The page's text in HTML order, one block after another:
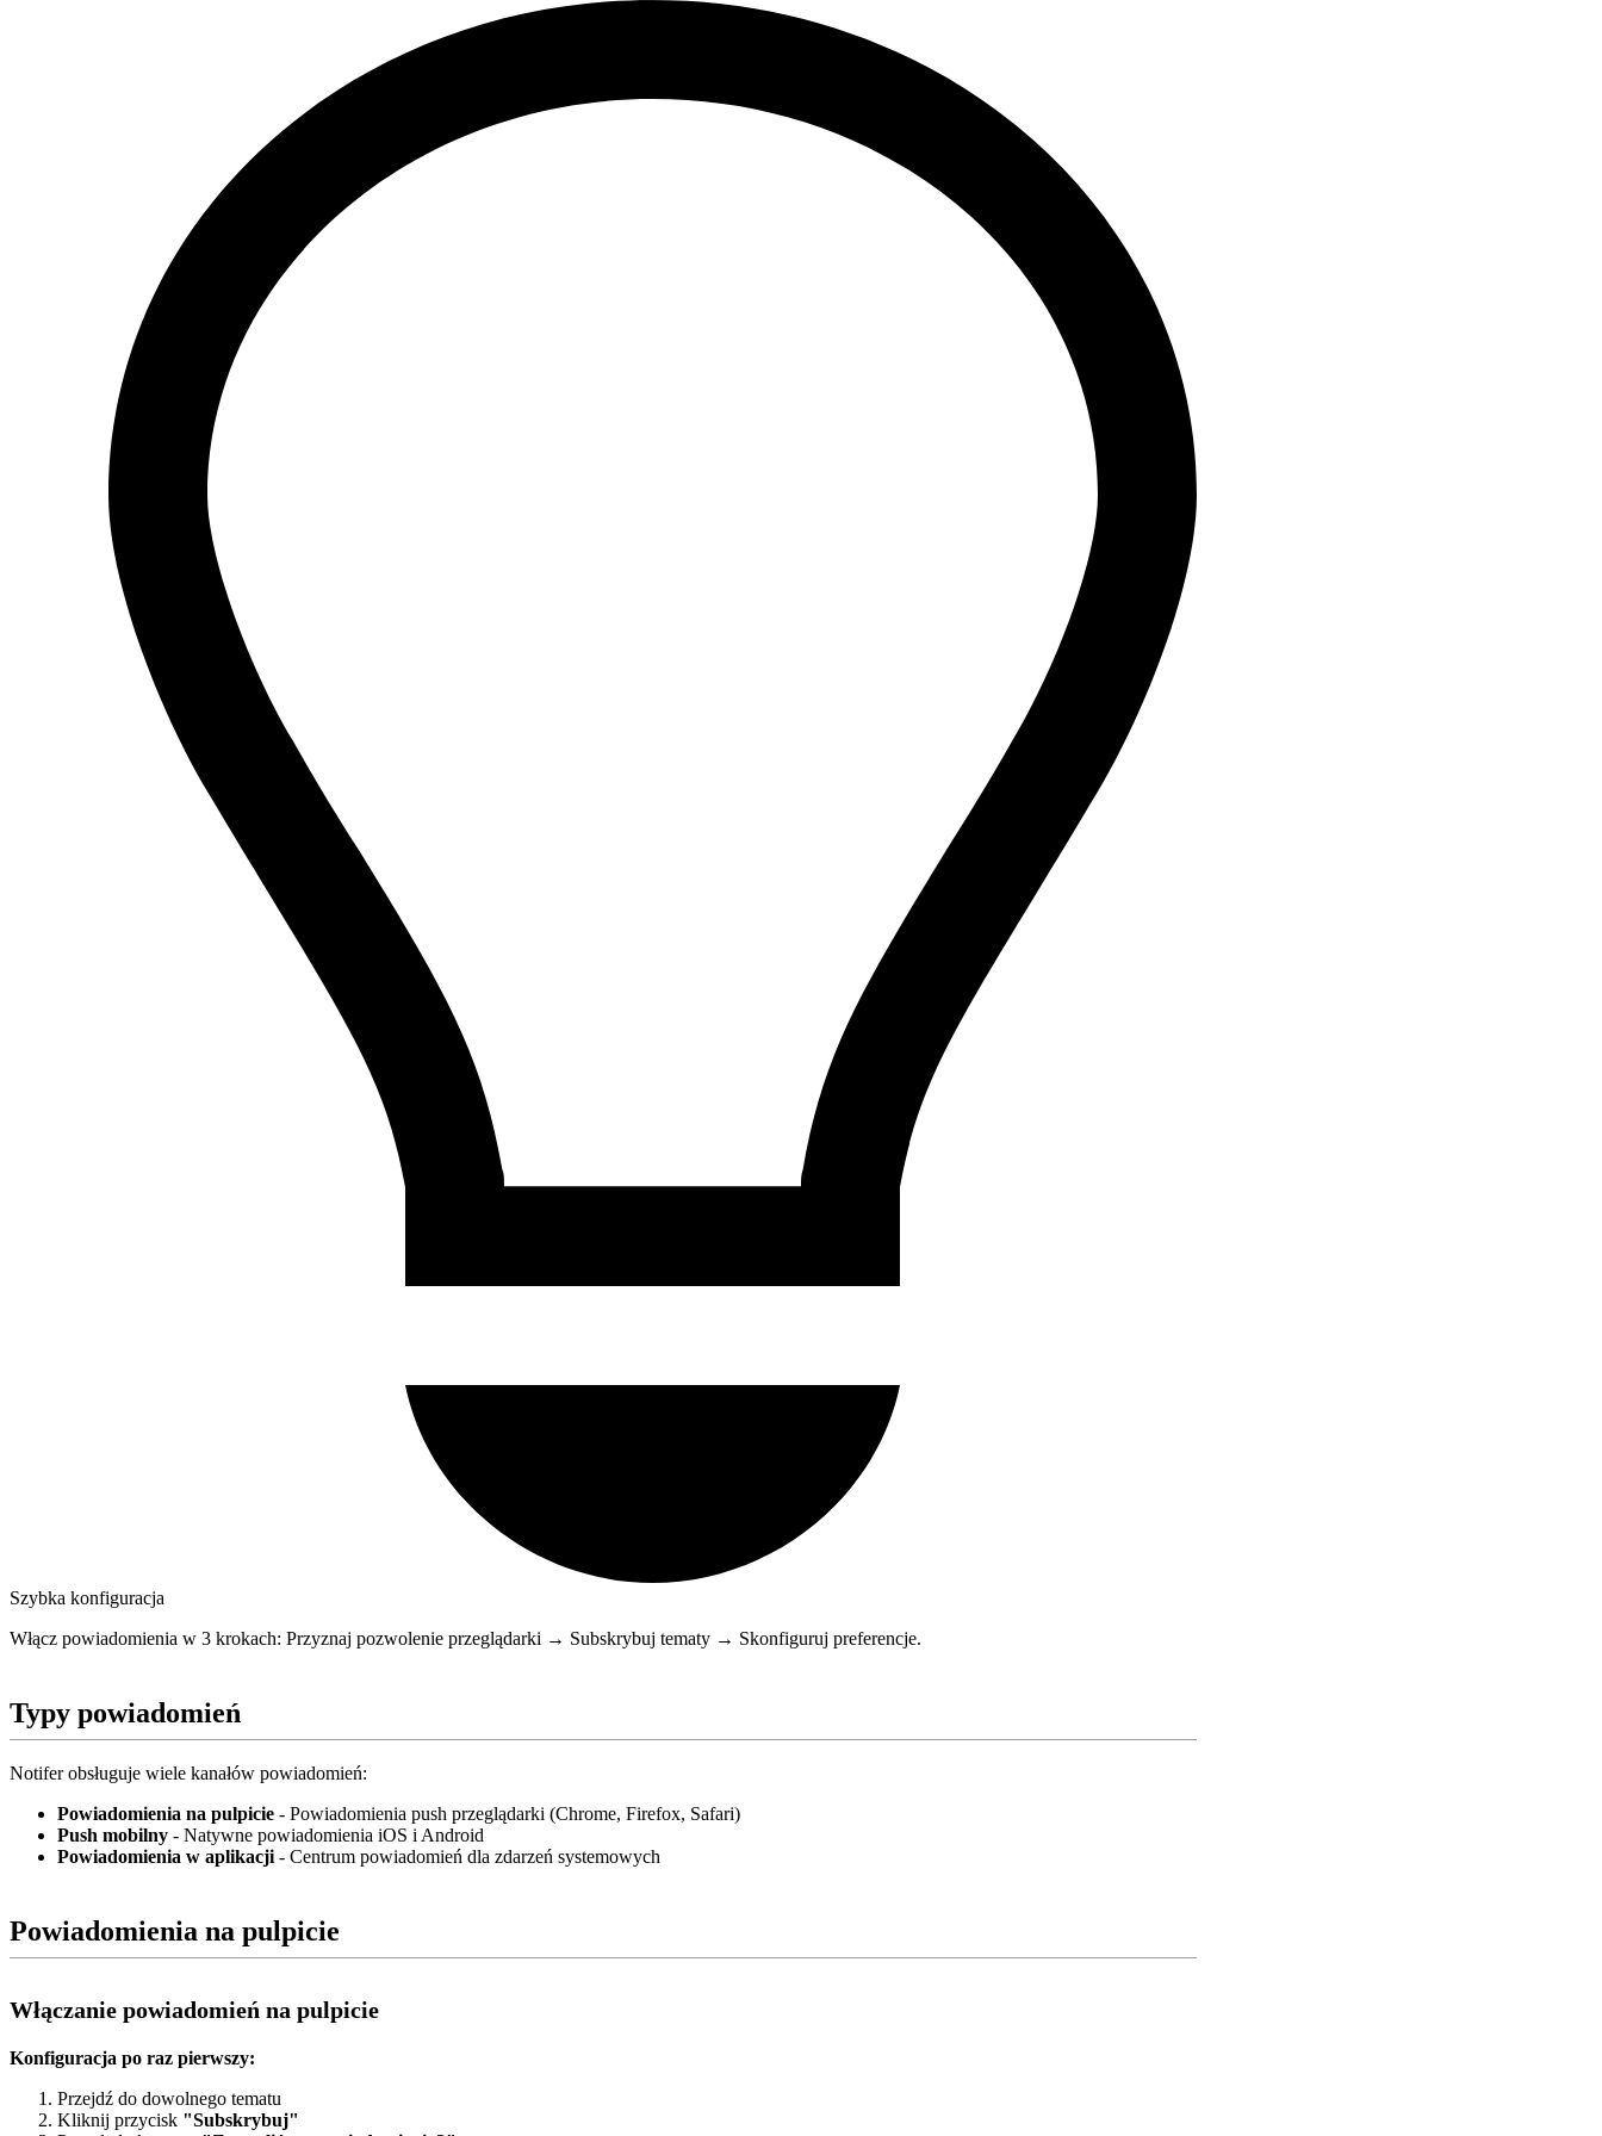
Szybka konfiguracja
Włącz powiadomienia w 3 krokach: Przyznaj pozwolenie przeglądarki → Subskrybuj tematy → Skonfiguruj preferencje.
Typy powiadomień
Notifer obsługuje wiele kanałów powiadomień:
Powiadomienia na pulpicie - Powiadomienia push przeglądarki (Chrome, Firefox, Safari)
Push mobilny - Natywne powiadomienia iOS i Android
Powiadomienia w aplikacji- Centrum powiadomień dla zdarzeń systemowych
Powiadomienia na pulpicie
Włączanie powiadomień na pulpicie
Konfiguracja po raz pierwszy:
Przejdź do dowolnego tematu
Kliknij przycisk "Subskrybuj"